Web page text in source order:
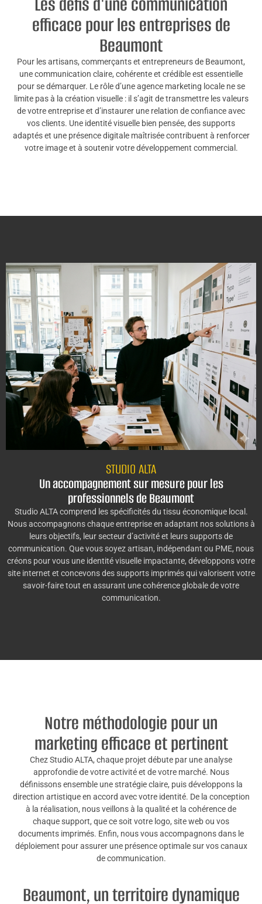
efficace pour les entreprises de
Beaumont
Pour les artisans, commerçants et entrepreneurs de Beaumont,
une communication claire, cohérente et crédible est essentielle
pour se démarquer. Le rôle d’une agence marketing locale ne se
limite pas à la création visuelle : il s’agit de transmettre les valeurs
de votre entreprise et d’instaurer une relation de confiance avec
vos clients. Une identité visuelle bien pensée, des supports
adaptés et une présence digitale maîtrisée contribuent à renforcer
votre image et à soutenir votre développement commercial.
STUDIO ALTA
Un accompagnement sur mesure pour les
professionnels de Beaumont
Studio ALTA comprend les spécificités du tissu économique local.
Nous accompagnons chaque entreprise en adaptant nos solutions à
leurs objectifs, leur secteur d’activité et leurs supports de
communication. Que vous soyez artisan, indépendant ou PME, nous
créons pour vous une identité visuelle impactante, développons votre
site internet et concevons des supports imprimés qui valorisent votre
savoir-faire tout en assurant une cohérence globale de votre
communication.
Notre méthodologie pour un
marketing efficace et pertinent
Chez Studio ALTA, chaque projet débute par une analyse
approfondie de votre activité et de votre marché. Nous
définissons ensemble une stratégie claire, puis développons la
direction artistique en accord avec votre identité. De la conception
à la réalisation, nous veillons à la qualité et la cohérence de
chaque support, que ce soit votre logo, site web ou vos
documents imprimés. Enfin, nous vous accompagnons dans le
déploiement pour assurer une présence optimale sur vos canaux
de communication.
Beaumont, un territoire dynamique